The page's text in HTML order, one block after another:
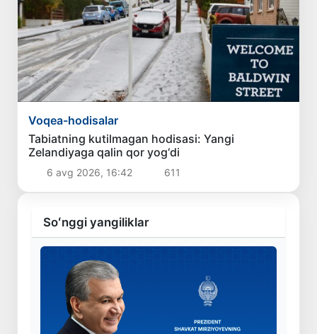
Voqea-hodisalar
Tabiatning kutilmagan hodisasi: Yangi
Zelandiyaga qalin qor yog‘di
6 avg 2026, 16:42 611
Soʻnggi yangiliklar